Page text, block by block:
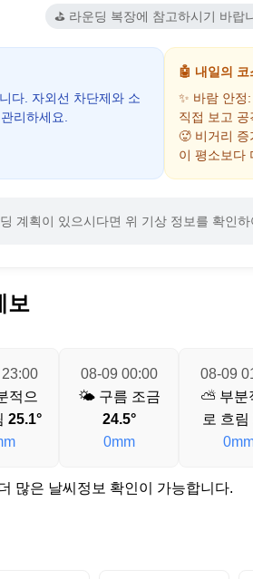
⛳ 라운딩 복장에 참고하시기 바랍
다. 자외선 차단제와 소
리하세요.
🤖 내일의 코
✨ 바람 안정
직접 보고
🥵 비거리 증
이 평소보다
계획이 있으시다면 위 기상 정보를 확인
보
적으
25.1°
08-09 00:00
🌤️ 구름 조금
24.5°
0mm
08-09
⛅ 부분
로 흐림
많은 날씨정보 확인이 가능합니다.